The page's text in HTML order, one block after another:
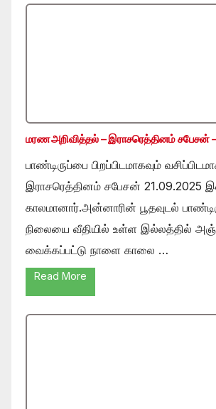
மரண அறிவித்தல் – இராசரெத்தினம் சபேசன் –
பாண்டிருப்பை பிறப்பிடமாகவும்
இராசரெத்தினம் சபேசன் 21.09.2025
காலமானார்.அன்னாரின் பூதவுடல்
நிலையை வீதியில் உள்ள இல்லத்தில்
வைக்கப்பட்டு நாளை காலை …
Read More